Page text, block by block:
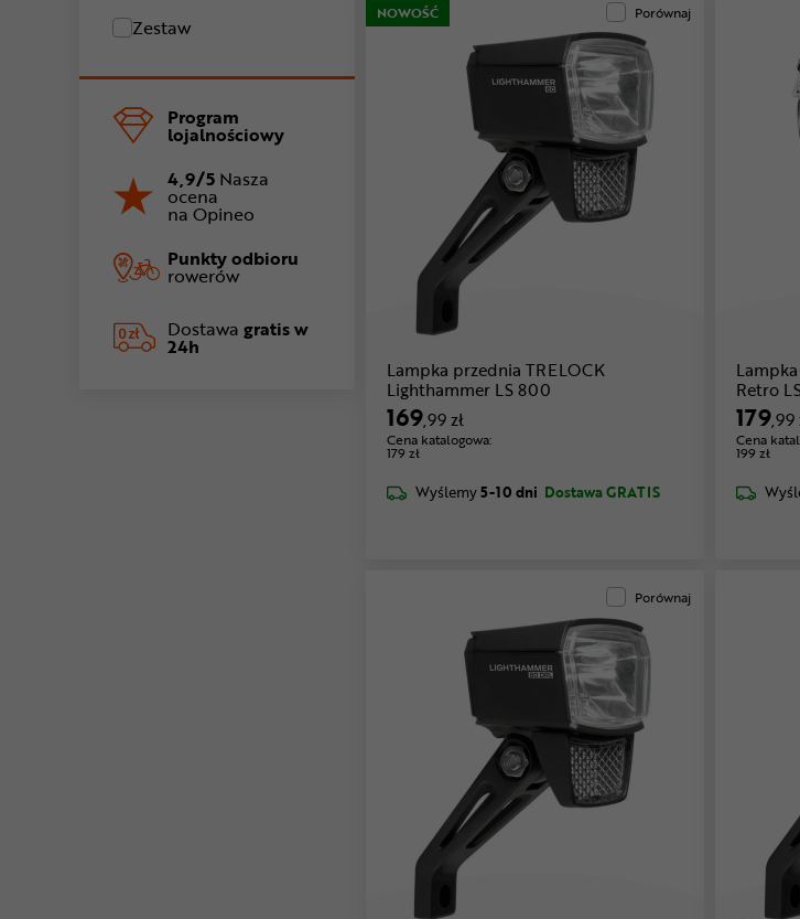
Zestaw
Program
lojalnościowy
4,9/5 Nasza
ocena
na Opineo
Punkty odbioru
rowerów
Dostawa gratis w
24h
NOWOŚĆ Porównaj
Lampka przednia TRELOCK
Lighthammer LS 800
169,99 zł
Cena katalogowa:
179 zł
Wyślemy5-10 dni Dostawa GRATIS
Retro
179,99
Cena
199 zł
Porównaj